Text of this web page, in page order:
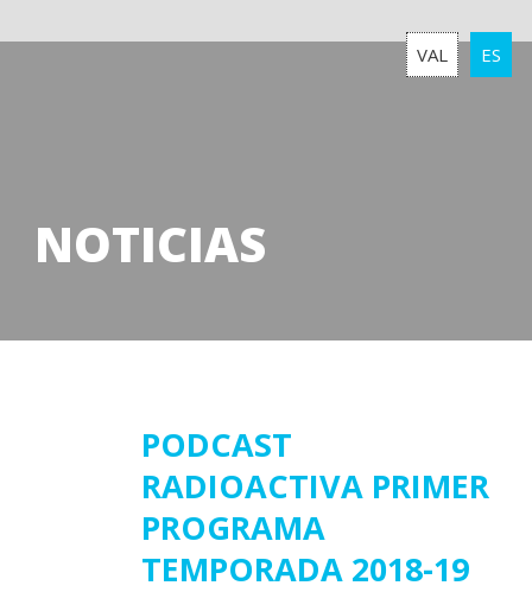
VAL ES
NOTICIAS
PODCAST
RADIOACTIVA PRIMER
PROGRAMA
TEMPORADA 2018-19